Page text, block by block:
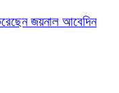
জয়নাল আবেদিন